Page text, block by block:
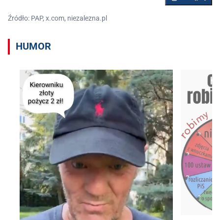
Źródło: PAP, x.com, niezalezna.pl
HUMOR